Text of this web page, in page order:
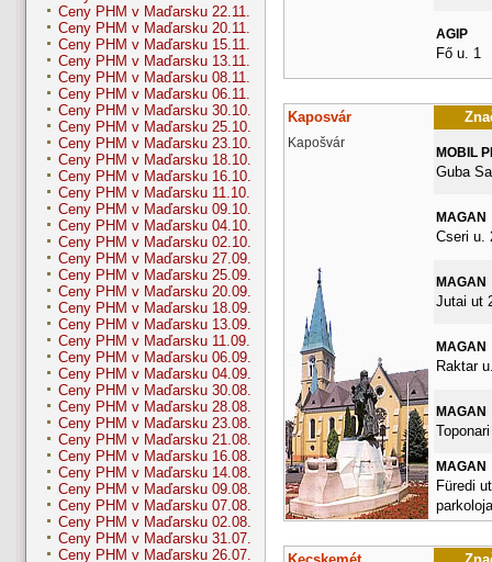
Ceny PHM v Maďarsku 22.11.
Ceny PHM v Maďarsku 20.11.
Ceny PHM v Maďarsku 15.11.
Ceny PHM v Maďarsku 13.11.
Ceny PHM v Maďarsku 08.11.
Ceny PHM v Maďarsku 06.11.
Ceny PHM v Maďarsku 30.10.
Ceny PHM v Maďarsku 25.10.
Ceny PHM v Maďarsku 23.10.
Ceny PHM v Maďarsku 18.10.
Ceny PHM v Maďarsku 16.10.
Ceny PHM v Maďarsku 11.10.
Ceny PHM v Maďarsku 09.10.
Ceny PHM v Maďarsku 04.10.
Ceny PHM v Maďarsku 02.10.
Ceny PHM v Maďarsku 27.09.
Ceny PHM v Maďarsku 25.09.
Ceny PHM v Maďarsku 20.09.
Ceny PHM v Maďarsku 18.09.
Ceny PHM v Maďarsku 13.09.
Ceny PHM v Maďarsku 11.09.
Ceny PHM v Maďarsku 06.09.
Ceny PHM v Maďarsku 04.09.
Ceny PHM v Maďarsku 30.08.
Ceny PHM v Maďarsku 28.08.
Ceny PHM v Maďarsku 23.08.
Ceny PHM v Maďarsku 21.08.
Ceny PHM v Maďarsku 16.08.
Ceny PHM v Maďarsku 14.08.
Ceny PHM v Maďarsku 09.08.
Ceny PHM v Maďarsku 07.08.
Ceny PHM v Maďarsku 02.08.
Ceny PHM v Maďarsku 31.07.
Ceny PHM v Maďarsku 26.07.
AGIP
Fő u. 1
Kaposvár
Kapošvár
MOBIL
Guba
MAGAN
Cseri u.
MAGAN
Jutai ut
MAGAN
Raktar
MAGAN
MAGAN
Füredi